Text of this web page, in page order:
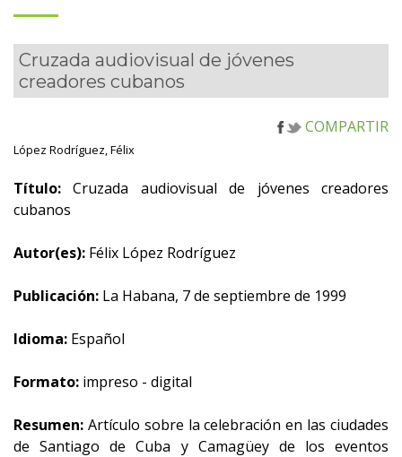
Cruzada audiovisual de jóvenes
creadores cubanos
COMPARTIR
López Rodríguez, Félix
Título: Cruzada audiovisual de jóvenes creadores
cubanos
Autor(es): Félix López Rodríguez
Publicación: La Habana, 7 de septiembre de 1999
Idioma: Español
Formato: impreso - digital
Resumen: Artículo sobre la celebración en las ciudades
de Santiago de Cuba y Camagüey de los eventos